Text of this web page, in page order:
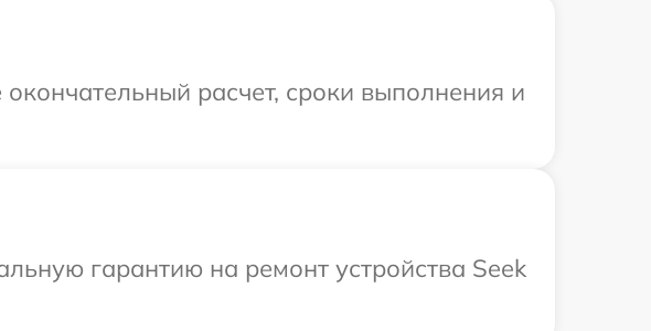
расчет, сроки выполнения и
гарантию на ремонт устройства Seek